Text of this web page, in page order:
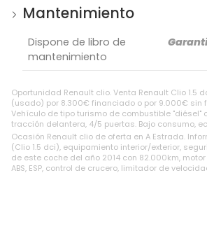
Mantenimiento
Dispone de libro de
mantenimiento
Oportunidad Renault clio. Venta Renault Clio 1.5
(usado) por 8.300€ financiado o por 9.000€ sin
Vehículo de tipo turismo de combustible "diésel"
tracción delantera, 4/5 puertas. Bajo consumo,
Ocasión Renault clio de oferta en A Estrada.
(Clio 1.5 dci), equipamiento interior/exterior,
de este coche del año 2014 con 82.000km, motor
ABS, ESP, control de crucero, limitador de